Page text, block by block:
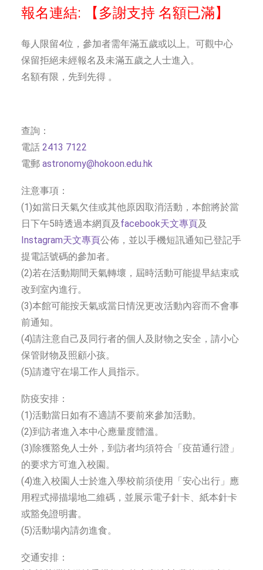
報名連結: 【多謝支持 名額已滿】
每人限留4位，參加者需年滿五歲或以上。可觀中心
保留拒絕未經報名及未滿五歲之人士進入。
名額有限，先到先得 。
查詢：
電話 2413 7122
電郵 astronomy@hokoon.edu.hk
注意事項：
(1)如當日天氣欠佳或其他原因取消活動，本館將於當
日下午5時透過本網頁及 facebook天文專頁及
Instagram天文專頁公佈，並以手機短訊通知已登記手
提電話號碼的參加者。
(2)若在活動期間天氣轉壞，屆時活動可能提早結束或
改到室內進行。
(3)本館可能按天氣或當日情況更改活動內容而不會事
前通知。
(4)請注意自己及同行者的個人及財物之安全，請小心
保管財物及照顧小孩。
(5)請遵守在場工作人員指示。
防疫安排：
(1)活動當日如有不適請不要前來參加活動。
(2)到訪者進入本中心應量度體溫。
(3)除獲豁免人士外，到訪者均須符合「疫苗通行證」
的要求方可進入校園。
(4)進入校園人士於進入學校前須使用「安心出行」應
用程式掃描場地二維碼，並展示電子針卡、紙本針卡
或豁免證明書。
(5)活動場內請勿進食。
交通安排：